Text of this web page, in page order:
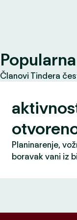
Članovi Tindera
Planinarenje,
boravak vani iz